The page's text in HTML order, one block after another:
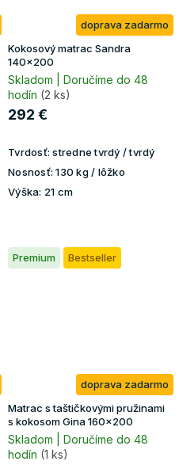
doprava zadarmo
Kokosový matrac Sandra
140x200
Skladom | Doručíme do 48
hodín (2 ks)
292 €
Tvrdosť: stredne tvrdý / tvrdý
Nosnosť: 130 kg / lôžko
Výška: 21 cm
Premium Bestseller
doprava zadarmo
Matrac s taštičkovými pružinami
s kokosom Gina 160x200
Skladom | Doručíme do 48
hodín (1 ks)